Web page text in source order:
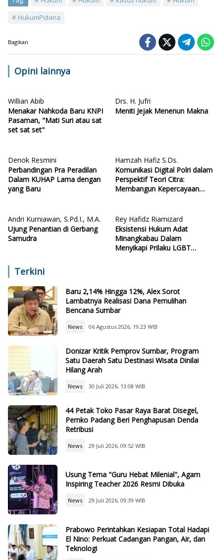
HukumPidana
Bagikan
Opini lainnya
Willian Abib
Menakar Nahkoda Baru KNPI
Pasaman, "Mati Suri atau sat
set sat set"
Drs. H. Jufri
Meniti Jejak Menenun Makna
Denok Resmini
Perbandingan Pra Peradilan
Dalam KUHAP Lama dengan
yang Baru
Hamzah Hafiz S.Ds.
Komunikasi Digital Polri dalam
Perspektif Teori Citra:
Membangun Kepercayaan
Sumatera
Andri Kurniawan, S.Pd.I., M.A.
Ujung Penantian di Gerbang
Samudra
Rey Hafidz Riamizard
Eksistensi Hukum Adat
Minangkabau Dalam
Menyikapi Prilaku LGBT
Terkini
Baru 2,14% Hingga 12%, Alex Sorot
Lambatnya Realisasi Dana Pemulihan
Bencana Sumbar
News 06 Agustus 2026, 19:23 WIB
Donizar Kritik Pemprov Sumbar, Program
Satu Daerah Satu Destinasi Wisata Dinilai
Hilang Arah
News 30 Juli 2026, 13:08 WIB
44 Petak Toko Pasar Raya Barat Disegel,
Pemko Padang Beri Penghapusan Denda
Retribusi
News 29 Juli 2026, 09:52 WIB
Usung Tema "Guru Hebat Milenial", Agam
Inspiring Teacher 2026 Resmi Dibuka
News 29 Juli 2026, 09:39 WIB
Prabowo Perintahkan Kesiapan Total Hadapi
El Nino: Perkuat Cadangan Pangan, Air, dan
Teknologi